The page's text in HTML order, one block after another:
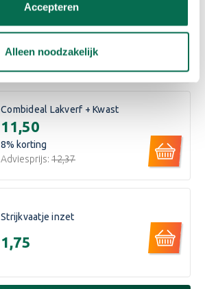
Accepteren
Alleen noodzakelijk
Combideal Lakverf
€4,50
11% korting
Combideal Lakverf + Kwast
€11,50
8% korting
Adviesprijs: €12,37
Strijkvaatje inzet
€1,75